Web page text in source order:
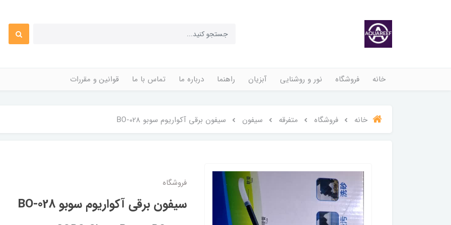
خانه فروشگاه نور و روشنایی آبزیان راهنما درباره ما تماس با ما قوانین و مقررات
خانه فروشگاه متفرقه سیفون سیفون برقی آکواریوم سوبو BO-028
فروشگاه
سیفون برقی آکواریوم سوبو BO-028